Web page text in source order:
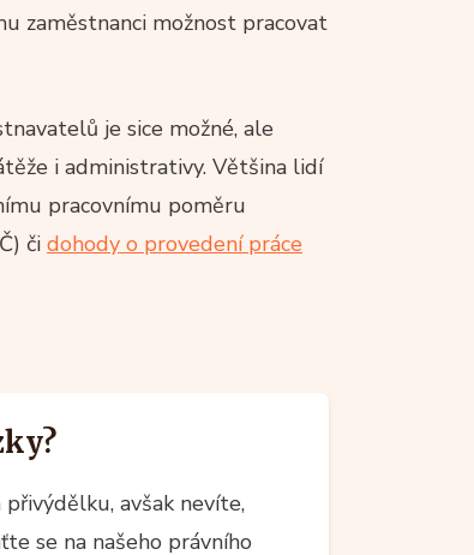
zaměstnanci možnost pracovat
je sice možné, ale
i administrativy. Většina lidí
pracovnímu poměru
či dohody o provedení práce
avšak nevíte,
se na našeho právního